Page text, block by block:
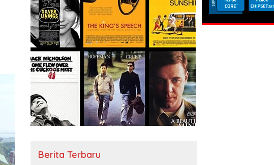
Berita Terbaru